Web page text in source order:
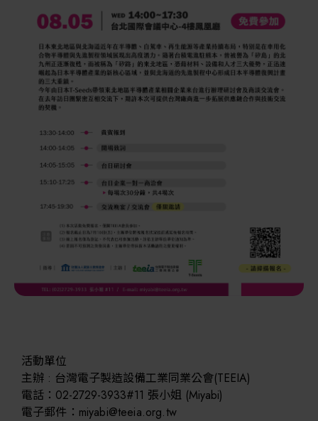
活動單位
主辦 : 台灣電子製造設備工業同業公會(TEEIA)
電話：02-2729-3933#11 張小姐 (Miyabi)
電子郵件：miyabi@teeia.org.tw
太陽能設備
材料/元件/化學品